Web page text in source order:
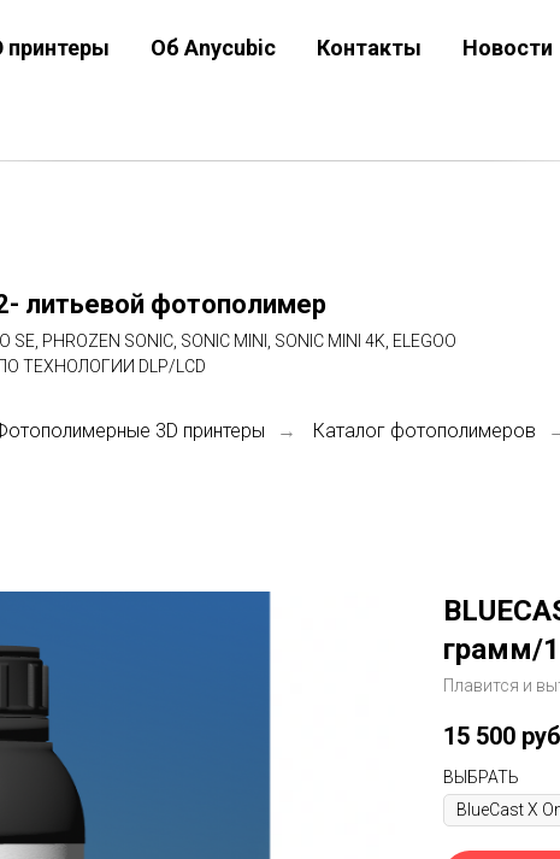
принтеры Об Anycubic Контакты Новости
литьевой фотополимер
SE, PHROZEN SONIC, SONIC MINI, SONIC MINI 4K, ELEGOO
ТЕХНОЛОГИИ DLP/LCD
3D принтеры → Каталог фотополимеров
грамм/
Плавится и
15 500 руб
ВЫБРАТЬ